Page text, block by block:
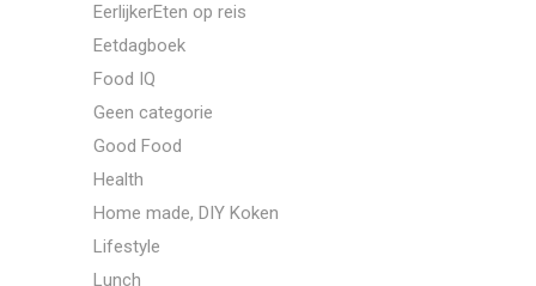
EerlijkerEten op reis
Eetdagboek
Food IQ
Geen categorie
Good Food
Health
Home made, DIY Koken
Lifestyle
Lunch